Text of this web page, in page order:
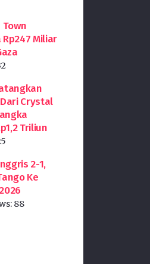
Miliar
Crystal
Triliun
2-1,
Ke
88